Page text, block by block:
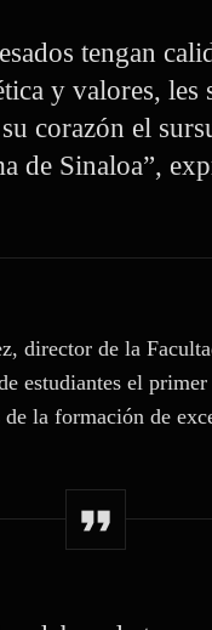
tengan
y valores, les
corazón el
de Sinaloa”,
director de la
estudiantes el
la formación de